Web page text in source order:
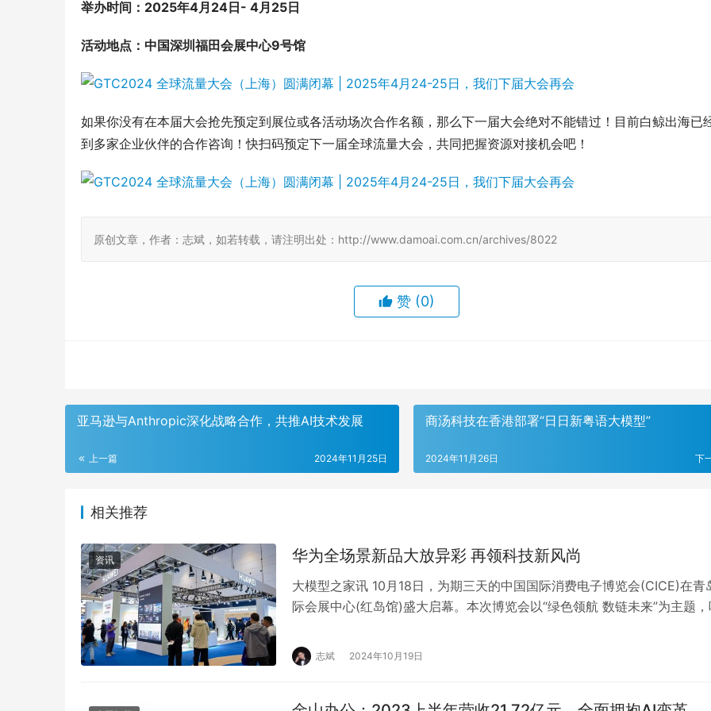
举办时间：2025年4月24日- 4月25日
活动地点：中国深圳福田会展中心9号馆
如果你没有在本届大会抢先预定到展位或各活动场次合作名额，那么下一届大会绝对不能错过！目前白鲸出海已
到多家企业伙伴的合作咨询！快扫码预定下一届全球流量大会，共同把握资源对接机会吧！
原创文章，作者：志斌，如若转载，请注明出处：http://www.damoai.com.cn/archives/8022
赞 (0)
‌亚马逊与Anthropic深化战略合作，共推AI技术发展‌
上一篇 2024年11月25日
商汤科技在香港部署“日日新粤语大模型”
下
2024年11月26日
相关推荐
资讯 华为全场景新品大放异彩 再领科技新风尚
大模型之家讯 10月18日，为期三天的中国国际消费电子博览会(CICE)在青
际会展中心(红岛馆)盛大启幕。本次博览会以“绿色领航 数链未来”为主题
志斌 2024年10月19日